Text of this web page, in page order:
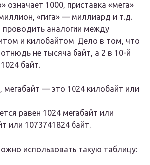
означает 1000, приставка «мега»
«гига» — миллиард и т.д.
проводить аналогии между
и килобайтом. Дело в том, что
не тысяча байт, а 2 в 10-й
байт.
мегабайт — это 1024 килобайт или
равен 1024 мегабайт или
или 1073741824 байт.
использовать такую таблицу: